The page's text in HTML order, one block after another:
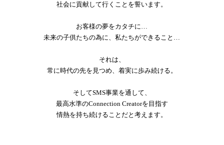
社会に貢献して行くことを誓います。
お客様の夢をカタチに…
未来の子供たちの為に、私たちができること…
それは、
常に時代の先を見つめ、 着実に歩み続ける。
そしてSMS事業を通して、
最高水準のConnection Creatorを目指す
情熱を持ち続けることだと考えます。